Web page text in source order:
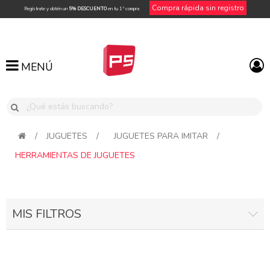
Regístrate y obtén un 5% DESCUENTOen tu 1ª compra Compra rápida sin registro
MENÚ
MENÚ
/ JUGUETES / JUGUETES PARA IMITAR
/
HERRAMIENTAS DE JUGUETES
MIS FILTROS